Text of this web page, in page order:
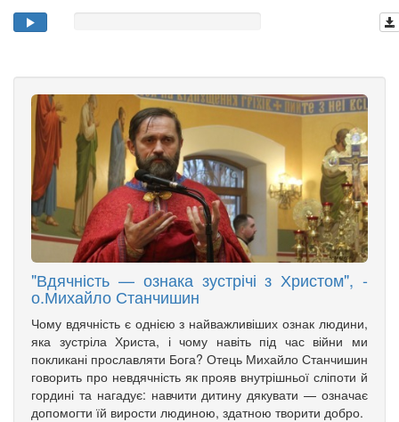
"Вдячність — ознака зустрічі з Христом", -
о.Михайло Станчишин
Чому вдячність є однією з найважливіших ознак людини,
яка зустріла Христа, і чому навіть під час війни ми
покликані прославляти Бога? Отець Михайло Станчишин
говорить про невдячність як прояв внутрішньої сліпоти й
гордині та нагадує: навчити дитину дякувати — означає
допомогти їй вирости людиною, здатною творити добро.